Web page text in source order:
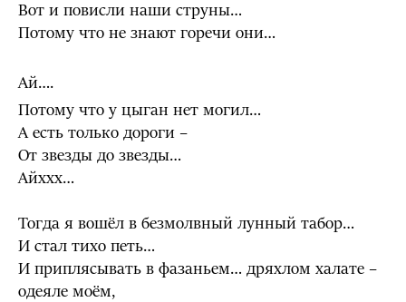
Вот и повисли наши струны…
Потому что не знают горечи они…
Ай….
Потому что у цыган нет могил…
А есть только дороги –
От звезды до звезды…
Айххх…
Тогда я вошёл в безмолвный лунный табор…
И стал тихо петь…
И приплясывать в фазаньем… дряхлом халате –
одеяле моём,